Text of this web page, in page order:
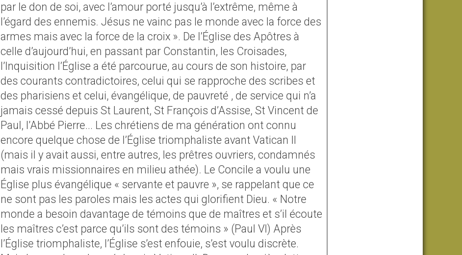
par le don de soi, avec l’amour porté jusqu’à l’extrême, même à
l’égard des ennemis. Jésus ne vainc pas le monde avec la force des
armes mais avec la force de la croix ». De l’Église des Apôtres à
celle d’aujourd’hui, en passant par Constantin, les Croisades,
l’Inquisition l’Église a été parcourue, au cours de son histoire, par
des courants contradictoires, celui qui se rapproche des scribes et
des pharisiens et celui, évangélique, de pauvreté , de service qui n’a
jamais cessé depuis St Laurent, St François d’Assise, St Vincent de
Paul, l’Abbé Pierre... Les chrétiens de ma génération ont connu
encore quelque chose de l’Église triomphaliste avant Vatican II
(mais il y avait aussi, entre autres, les prêtres ouvriers, condamnés
mais vrais missionnaires en milieu athée). Le Concile a voulu une
Église plus évangélique « servante et pauvre », se rappelant que ce
ne sont pas les paroles mais les actes qui glorifient Dieu. « Notre
monde a besoin davantage de témoins que de maîtres et s’il écoute
les maîtres c’est parce qu’ils sont des témoins » (Paul VI) Après
l’Église triomphaliste, l’Église s’est enfouie, s’est voulu discrète.